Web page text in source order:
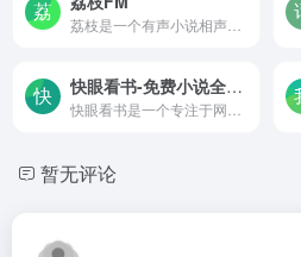
快眼看书-免费小说全文在线阅读
暂无评论